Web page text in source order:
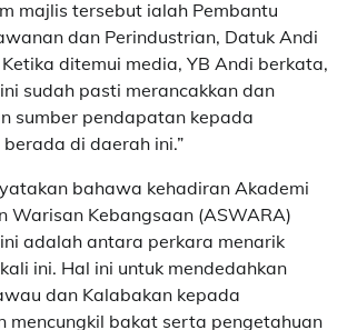
majlis tersebut ialah Pembantu
dan Perindustrian, Datuk Andi
ditemui media, YB Andi berkata,
sudah pasti merancakkan dan
sumber pendapatan kepada
di daerah ini.”
bahawa kehadiran Akademi
Warisan Kebangsaan (ASWARA)
adalah antara perkara menarik
ini. Hal ini untuk mendedahkan
dan Kalabakan kepada
mencungkil bakat serta pengetahuan